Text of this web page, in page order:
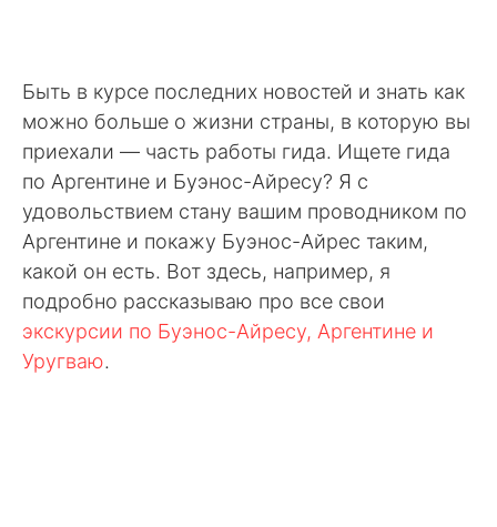
Быть в курсе последних новостей и знать как
можно больше о жизни страны, в которую вы
приехали — часть работы гида. Ищете гида
по Аргентине и Буэнос-Айресу? Я с
удовольствием стану вашим проводником по
Аргентине и покажу Буэнос-Айрес таким,
какой он есть. Вот здесь, например, я
подробно рассказываю про все свои
экскурсии по Буэнос-Айресу, Аргентине и
Уругваю.